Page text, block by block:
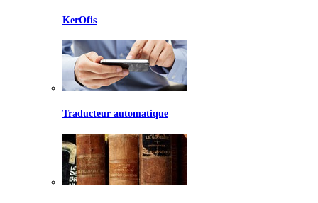
KerOfis
Traducteur automatique